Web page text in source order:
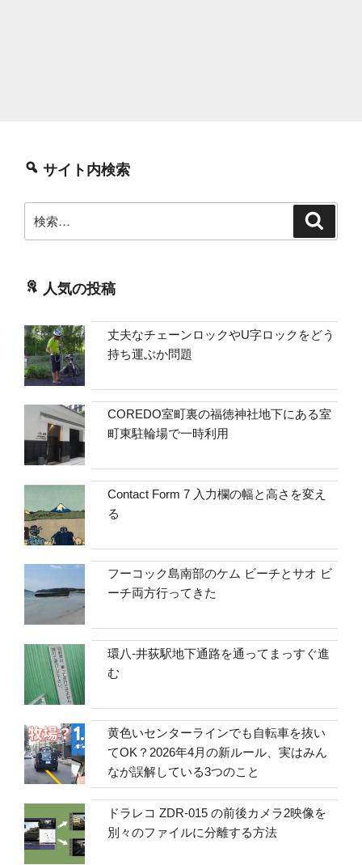
サイト内検索
索:
人気の投稿
丈夫なチェーンロックやU字ロックをどう
持ち運ぶか問題
COREDO室町裏の福徳神社地下にある室
町東駐輪場で一時利用
Contact Form 7 入力欄の幅と高さを変え
る
フーコック島南部のケム ビーチとサオ ビ
ーチ両方行ってきた
環八-井荻駅地下通路を通ってまっすぐ進
む
黄色いセンターラインでも自転車を抜い
てOK？2026年4月の新ルール、実はみん
なが誤解している3つのこと
ドラレコ ZDR-015 の前後カメラ2映像を
別々のファイルに分離する方法